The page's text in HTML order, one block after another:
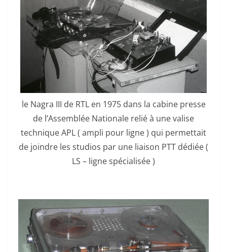
le Nagra III de RTL en 1975 dans la cabine presse
de l’Assemblée Nationale relié à une valise
technique APL ( ampli pour ligne ) qui permettait
de joindre les studios par une liaison PTT dédiée (
LS – ligne spécialisée )